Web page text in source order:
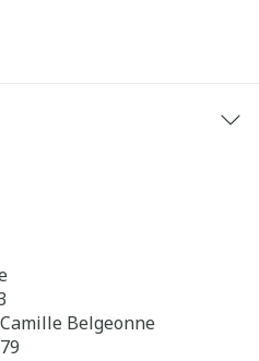
Camille Belgeonne